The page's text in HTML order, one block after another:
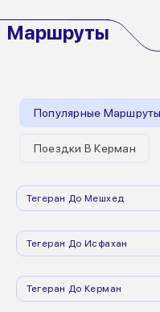
Маршруты
Популярные Маршруты
Поездки В Керман
Тегеран До Мешхед
Тегеран До Исфахан
Тегеран До Керман